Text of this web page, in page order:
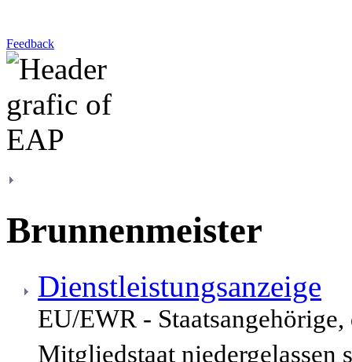
Feedback
Brunnenmeister
Dienstleistungsanzeige
EU/EWR -